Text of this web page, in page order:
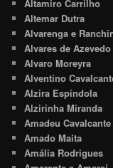
Altamiro Carrilho
Altemar Dutra
Alvarenga e
Alvares de Azevedo
Alvaro Moreyra
Alventino
Alzira Espíndola
Alzirinha Miranda
Amadeu Cavalcante
Amado Maita
Amália Rodrigues